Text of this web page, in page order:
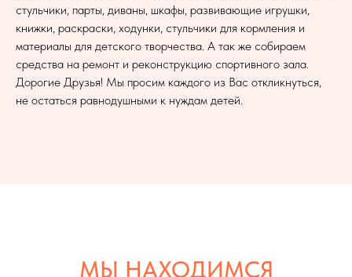
стульчики, парты, диваны, шкафы, развивающие игрушки,
книжки, раскраски, ходунки, стульчики для кормления и
материалы для детского творчества. А так же собираем
средства на ремонт и реконструкцию спортивного зала.
Дорогие Друзья! Мы просим каждого из Вас откликнуться,
не остаться равнодушными к нуждам детей.
МЫ НАХОДИМСЯ